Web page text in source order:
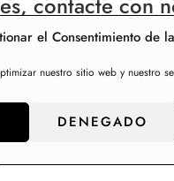
el Consentimiento de
nuestro sitio web y nuestro
DENEGADO